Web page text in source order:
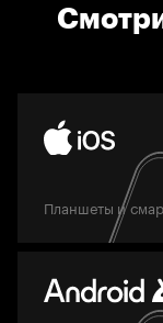
Планшеты и